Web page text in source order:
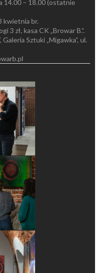
14.00 – 18.00 (ostatnie
kwietnia br.
3 zł, kasa CK „Browar B.”.
Sztuki „Migawka”, ul.